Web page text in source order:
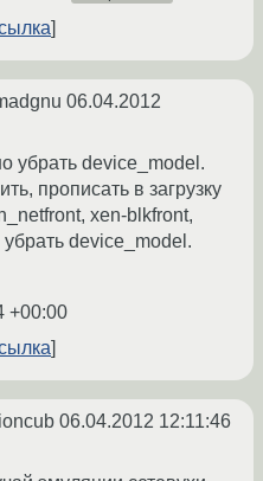
06.04.2012
убрать device_model.
прописать в загрузку
xen-blkfront,
device_model.
+00:00
06.04.2012 12:11:46